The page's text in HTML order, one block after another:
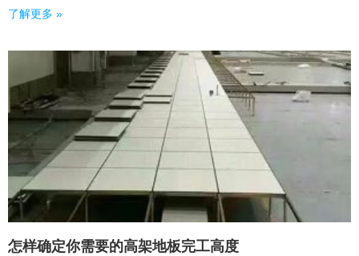
了解更多 »
怎样确定你需要的高架地板完工高度